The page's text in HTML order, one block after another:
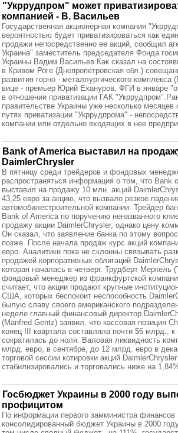
"Укррудпром" может
компанией - В. Васильев
Государственная акционерная компания
вероятностью будет приватизироваться как
продажи непосредственно ее акций, сообщил
Украина" заместитель председателя Фонда
Украины Вадим Васильев.Как сказал на
в Кривом Роге (Днепропетровская обл.)
развития горно - металлургического
вице - премьер Юрий Ехануров, ФГИ в январе
в отношении приватизации ГАК
правительстве Украины уже несколько месяцев
путях приватизации "Укррудпрома" -
компании или отдельно входящих в нее
Bank of America выставил на
DaimlerChrysler
В пятницу среди трейдеров и фондовых
распространяться информация о том, что Bank
выставил на продажу 10 млн. акций
43,25 евро за акцию, что вызвало резкое
автомобилестроительной компании. Трейдер
Bank of America по поручению неназванного
продажу акции DaimlerChrysler, однако цену
Он сказал, что заявление банка по этому
позже. После начала продаж курс акций
евро. Аналитики пока не склонны связывать
продажей корпоративных облигаций
которая началась в четверг. Трудберт Меркель
фондовый менеджер из франкфуртской
считает, что акции продают крупные
США, которых беспокоит неспособность
былую славу своего американского
неделе главный финансовый директор
(Manfred Gentz) заявил, что кассовая позиция
конец III квартала составляла почти $6 млрд., к
сократилась до ноля. Валовая ликвидность
млрд. евро, в сентябре, до 12 млрд. евро в
торговой сессии котировки акций
стабилизировались и торговались ниже на
Госбюджет Украины в 2000 году
профицитом
По информации первого замминистра финансов
консолидированный бюджет Украины в 2000